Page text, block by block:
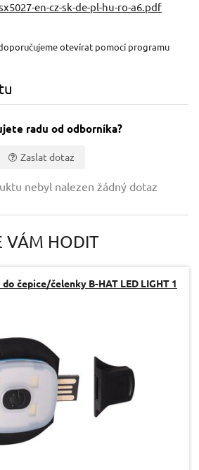
en-cz-sk-de-pl-hu-ro-a6.pdf
otevírat pomocí programu
radu od odborníka?
Zaslat dotaz
nebyl nalezen žádný dotaz
VÁM HODIT
čepice/čelenky B-HAT LED LIGHT 1